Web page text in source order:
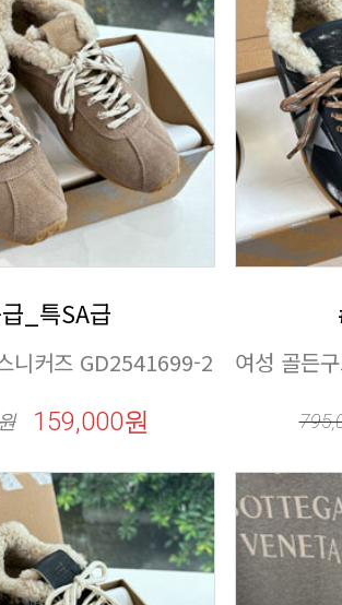
_특SA급
니커즈 GD2541699-2
159,000원
여성 골든